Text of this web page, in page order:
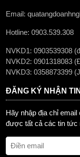
Email:
Hotline: 0903.539.308
NVKD1: 0903539308
NVKD2: 0901318083
NVKD3: 0358873399
ĐĂNG KÝ NHẬN TIN
Hãy nhập địa chỉ
được tất cả các tin tức